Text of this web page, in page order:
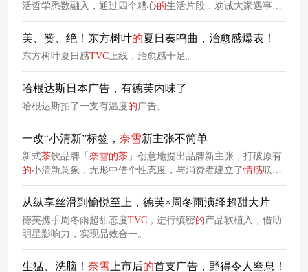
活哲学悉数融入，通过四个糟心的生活片段，劝诫大家遇事保
持平常心，喝杯奈雪新品霸气玉油柑，一切“No Problem”。
美、赞、绝！东方树叶的夏日奏鸣曲，治愈感爆表！
东方树叶夏日感TVC上线，治愈感十足。
哈根达斯日本广告，有德芙内味了
哈根达斯拍了一支有温度的广告。
一改“小清新”标签， 奈雪新主张不简单
新式茶饮品牌「 奈雪的茶 」创意地提出品牌新主张，打破原有
的小清新意象，无形中借个性态度，与消费者建立了情感联
系。
从纵享丝滑到愉悦至上，德芙×周冬雨演绎超甜大片
德芙携手周冬雨超甜态度TVC ，进行缜密的产品软植入，借助
明星影响力，实现品效合一。
生猛、洗脑！ 奈雪 上市后的首支广告，野得令人窒息！